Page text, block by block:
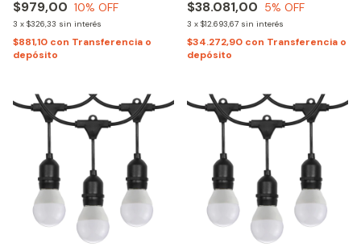
$979,00 10% OFF
3 x $326,33 sin interés
$881,10 con Transferencia o
depósito
$38.081,00 5% OFF
3 x $12.693,67 sin interés
$34.272,90 con Transferencia o
depósito